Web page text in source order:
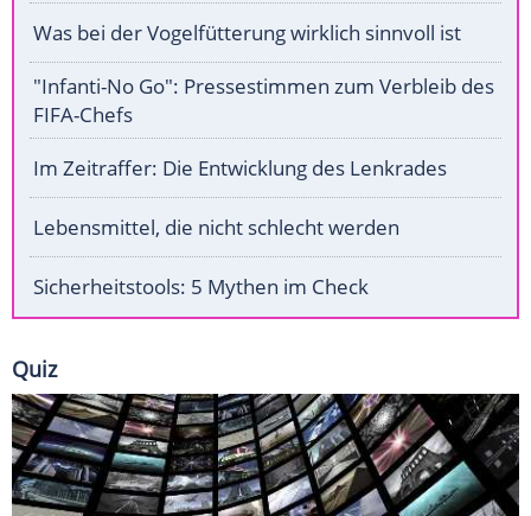
Was bei der Vogelfütterung wirklich sinnvoll ist
"Infanti-No Go": Pressestimmen zum Verbleib des
FIFA-Chefs
Im Zeitraffer: Die Entwicklung des Lenkrades
Lebensmittel, die nicht schlecht werden
Sicherheitstools: 5 Mythen im Check
Quiz